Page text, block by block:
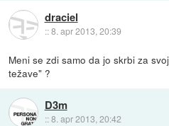
draciel
::8. apr 2013, 20:39
Meni se zdi samo da jo skrbi za
težave" ?
D3m
::8. apr 2013, 20:42